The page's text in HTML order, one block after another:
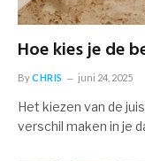
Hoe kies je de
ByCHRIS juni 24, 2025
Het kiezen van de
verschil maken in je